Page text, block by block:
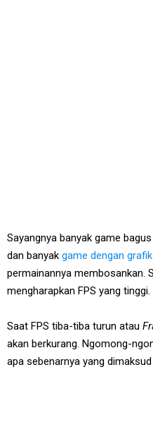
Sayangnya banyak game
dan banyak game dengan
permainannya membosankan.
mengharapkan FPS yang tinggi.
Saat FPS tiba-tiba turun atau
akan berkurang. Ngomong-
apa sebenarnya yang